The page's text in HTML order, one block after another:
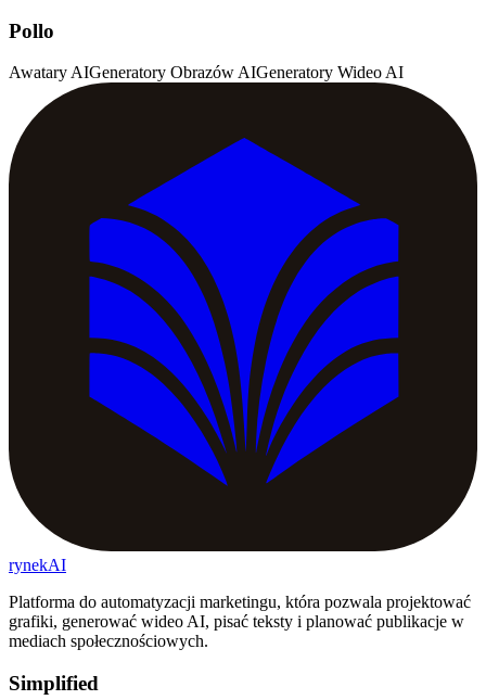
Pollo
Awatary AIGeneratory Obrazów AIGeneratory Wideo AI
rynekAI
Platforma do automatyzacji marketingu, która pozwala projektować
grafiki, generować wideo AI, pisać teksty i planować publikacje w
mediach społecznościowych.
Simplified